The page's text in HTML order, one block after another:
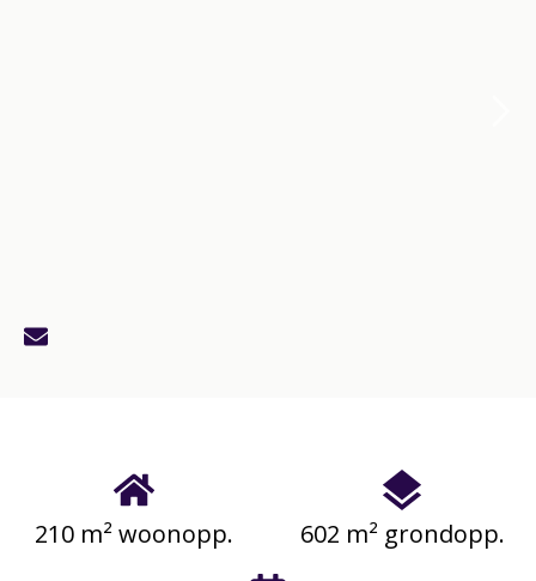
210 m² woonopp. 602 m² grondopp.